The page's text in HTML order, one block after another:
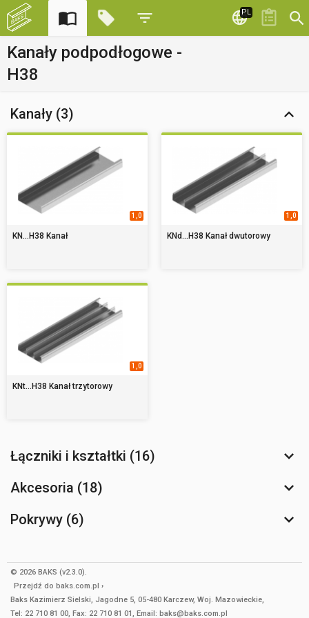
PL
Kanały podpodłogowe -
H38
Kanały (3)
1,0
KN...H38 Kanał
1,0
KNd...H38 Kanał dwutorowy
1,0
KNt...H38 Kanał trzytorowy
Łączniki i kształtki (16)
Akcesoria (18)
Pokrywy (6)
© 2026 BAKS (v2.3.0).
Przejdź do baks.com.pl
Baks Kazimierz Sielski, Jagodne 5, 05-480 Karczew, Woj. Mazowieckie,
Tel: 22 710 81 00, Fax: 22 710 81 01, Email: baks@baks.com.pl